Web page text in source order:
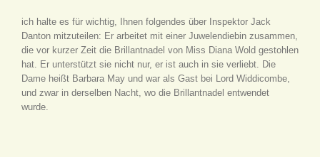
ich halte es für wichtig, Ihnen folgendes über Inspektor Jack
Danton mitzuteilen: Er arbeitet mit einer Juwelendiebin zusammen,
die vor kurzer Zeit die Brillantnadel von Miss Diana Wold gestohlen
hat. Er unterstützt sie nicht nur, er ist auch in sie verliebt. Die
Dame heißt Barbara May und war als Gast bei Lord Widdicombe,
und zwar in derselben Nacht, wo die Brillantnadel entwendet
wurde.